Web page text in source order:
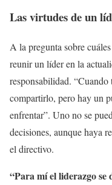
Las virtudes de un
A la pregunta sobre
reunir un líder en la
responsabilidad.
compartirlo, pero hay un
enfrentar”. Uno no se
decisiones, aunque haya
el directivo.
“Para mí el liderazgo